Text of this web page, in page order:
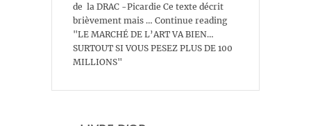
de la DRAC -Picardie Ce texte décrit
brièvement mais … Continue reading
"LE MARCHÉ DE L’ART VA BIEN…
SURTOUT SI VOUS PESEZ PLUS DE 100
MILLIONS"